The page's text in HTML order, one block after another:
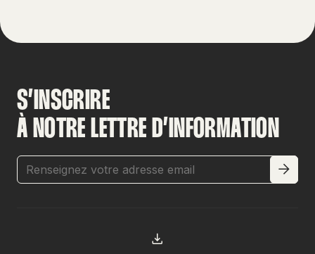
S’INSCRIRE
À NOTRE LETTRE D’INFORMATION